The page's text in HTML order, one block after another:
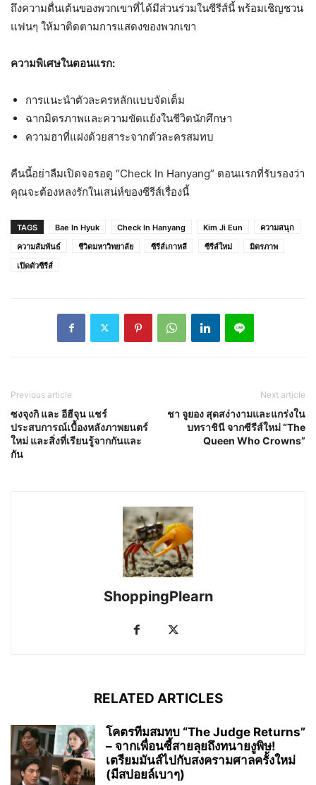
ถึงความตื่นเต้นของพวกเขาที่ได้มีส่วนร่วมในซีรีส์นี้ พร้อมเชิญชวน
แฟนๆ ให้มาติดตามการแสดงของพวกเขา
ความพิเศษในตอนแรก:
การแนะนำตัวละครหลักแบบจัดเต็ม
ฉากมิตรภาพและความขัดแย้งในชีวิตนักศึกษา
ความฮาที่แฝงด้วยสาระจากตัวละครสมทบ
คืนนี้อย่าลืมเปิดจอรอดู “Check In Hanyang” ตอนแรกที่รับรองว่า
คุณจะต้องหลงรักในเสน่ห์ของซีรีส์เรื่องนี้
TAGS Bae In Hyuk Check In Hanyang Kim Ji Eun
ความสนุก
ความสัมพันธ์
ชีวิตมหาวิทยาลัย ซีรีส์เกาหลี ซีรีส์ใหม่
มิตรภาพ
เปิดตัวซีรีส์
Previous article
ซงจุงกิ และ อีฮีจุน แชร์
ประสบการณ์เบื้องหลังภาพยนตร์
ใหม่ และสิ่งที่เรียนรู้จากกันและ
กัน
Next article
ชา จูยอง สุดสง่างามและแกร่งใน
บทราชินี จากซีรีส์ใหม่ “The
Queen Who Crowns”
ShoppingPlearn
RELATED ARTICLES
โคตรทีมสมทบ “The Judge Returns”
– จากเพื่อนซี้สายลุยถึงทนายงูพิษ!
เตรียมมันส์ไปกับสงครามศาลครั้งใหม่
(มีสปอยล์เบาๆ)